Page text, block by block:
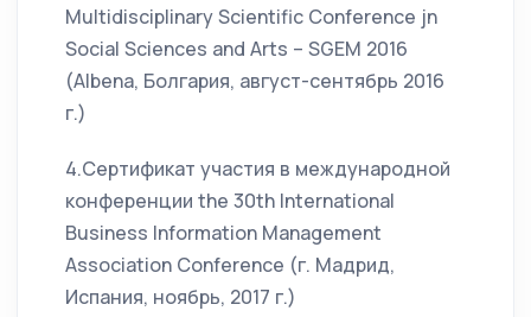
Multidisciplinary Scientific Conference jn
Social Sciences and Arts – SGEM 2016
(Albena, Болгария, август-сентябрь 2016
г.)
4.Сертификат участия в международной
конференции the 30th International
Business Information Management
Association Conference (г. Мадрид,
Испания, ноябрь, 2017 г.)